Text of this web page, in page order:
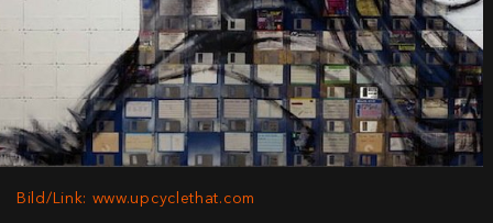
Bild/Link: www.upcyclethat.com